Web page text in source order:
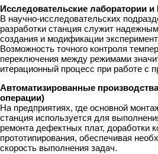
Исследовательские лаборатории и
В научно-исследовательских
разработки станция служит
создания и модификации
Возможность точного контроля
переключения между режимами
итерационный процесс при работе с
Автоматизированные
операции)
На предприятиях, где основной
станция используется для
ремонта дефектных плат, доработки
прототипирования, обеспечивая
скорость выполнения задач.